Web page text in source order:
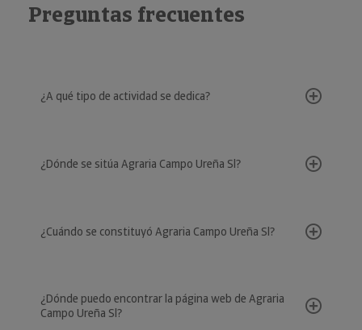
Preguntas frecuentes
¿A qué tipo de actividad se dedica?
¿Dónde se sitúa Agraria Campo Ureña Sl?
¿Cuándo se constituyó Agraria Campo Ureña Sl?
¿Dónde puedo encontrar la página web de Agraria
Campo Ureña Sl?